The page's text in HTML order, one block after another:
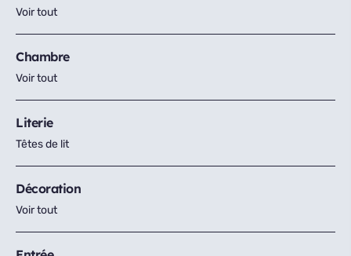
Voir tout
Chambre
Voir tout
Literie
Têtes de lit
Décoration
Voir tout